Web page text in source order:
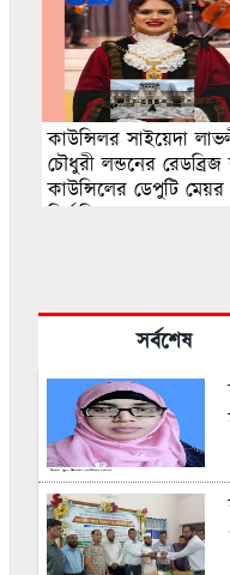
কাউন্সিলর সাইয়েদা
চৌধুরী লন্ডনের
কাউন্সিলের ডেপুটি মেয়র
নির্বাচিত হয়েছেন।
সর্বশেষ